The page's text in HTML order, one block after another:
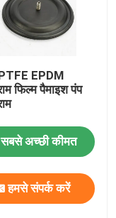
EPDM
फिल्म पैमाइश पंप
सबसे अच्छी कीमत
हमसे संपर्क करें